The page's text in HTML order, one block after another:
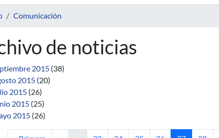
Comunicación
de noticias
2015 (38)
2015 (20)
2015 (26)
2015 (25)
2015 (26)